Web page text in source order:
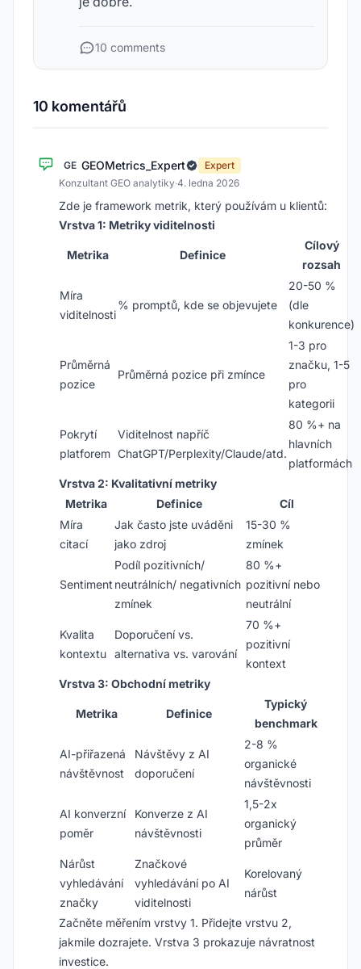
10 comments
10 komentářů
GE GEOMetrics_Expert
Expert
Konzultant GEO analytiky·4. ledna 2026
Zde je framework metrik, který používám u klientů:
Vrstva 1: Metriky viditelnosti
Metrika Definice
Cílový
rozsah
Míra
viditelnosti
% promptů, kde se objevujete
20-50 %
(dle
konkurence)
Průměrná
pozice
Průměrná pozice při zmínce
1-3 pro
značku, 1-5
pro
kategorii
Pokrytí
platforem
Viditelnost napříč
ChatGPT/Perplexity/Claude/atd.
80 %+ na
hlavních
platformách
Vrstva 2: Kvalitativní metriky
Metrika
Definice
Cíl
Míra
citací
Jak často jste uváděni
jako zdroj
15-30 %
zmínek
Sentiment
Podíl pozitivních/
neutrálních/ negativních
zmínek
80 %+
pozitivní nebo
neutrální
Kvalita
kontextu
Doporučení vs.
alternativa vs. varování
70 %+
pozitivní
kontext
Vrstva 3: Obchodní metriky
Metrika Definice
Typický
benchmark
AI-přiřazená
návštěvnost
Návštěvy z AI
doporučení
2-8 %
organické
návštěvnosti
AI konverzní
poměr
Konverze z AI
návštěvnosti
1,5-2x
organický
průměr
Nárůst
vyhledávání
značky
Značkové
vyhledávání po AI
viditelnosti
Korelovaný
nárůst
Začněte měřením vrstvy 1. Přidejte vrstvu 2,
jakmile dozrajete. Vrstva 3 prokazuje návratnost
investice.